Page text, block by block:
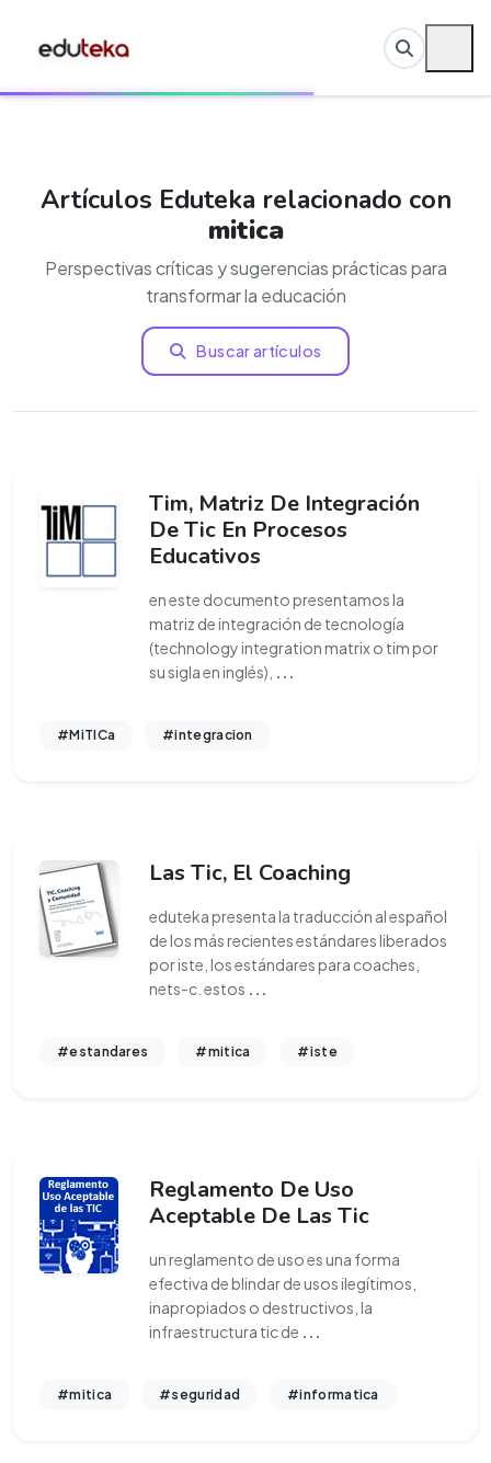
Artículos Eduteka relacionado con
mitica
Perspectivas críticas y sugerencias prácticas para
transformar la educación
Buscar artículos
Tim, Matriz De Integración
De Tic En Procesos
Educativos
en este documento presentamos la
matriz de integración de tecnología
(technology integration matrix o tim por
su sigla en inglés), ...
#MiTICa #integracion
Las Tic, El Coaching
eduteka presenta la traducción al español
de los más recientes estándares liberados
por iste, los estándares para coaches,
nets-c. estos ...
#estandares #mitica #iste
Reglamento De Uso
Aceptable De Las Tic
un reglamento de uso es una forma
efectiva de blindar de usos ilegítimos,
inapropiados o destructivos, la
infraestructura tic de ...
#mitica #seguridad #informatica